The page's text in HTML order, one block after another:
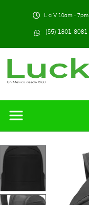
L a V 10am - 7pm
(55) 1801-8081